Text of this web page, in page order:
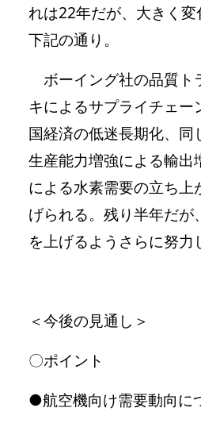
れは22年だが、大きく
下記の通り。
ボーイング社の品質ト
キによるサプライチェー
国経済の低迷長期化、同
生産能力増強による輸出
による水素需要の立ち上
げられる。残り半年だが
を上げるようさらに努力
＜今後の見通し＞
〇ポイント
●航空機向け需要動向に